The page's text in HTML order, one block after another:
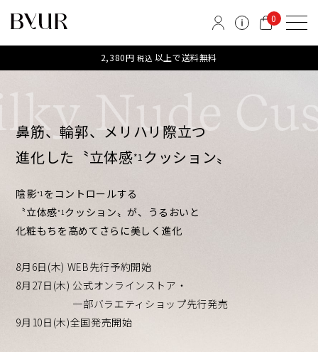
0
2,380円税込 以上で送料無料
Nude
鼻筋、輪郭、メリハリ際立つ
進化した〝立体感*1 クッション〟
陰影*1 をコントロールする
〝立体感*1 クッション〟が、うるおいと
化粧もちを高めてさらに美しく進化
8月6日(木) WEB先行予約開始
8月27日(木) 公式オンラインストア・
一部バラエティショップ先行発売
9月10日(木)全国発売開始